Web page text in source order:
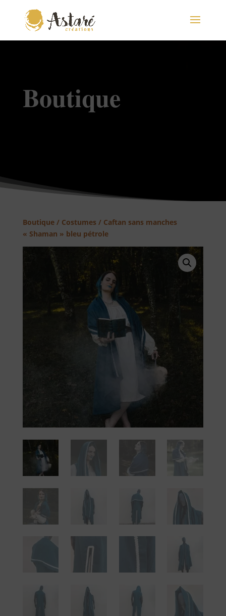
Boutique
Boutique/ Costumes / Caftan sans manches
« Shaman » bleu pétrole